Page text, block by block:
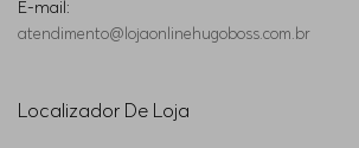
E-mail:
atendimento@lojaonlinehugoboss.com.br
Localizador De Loja